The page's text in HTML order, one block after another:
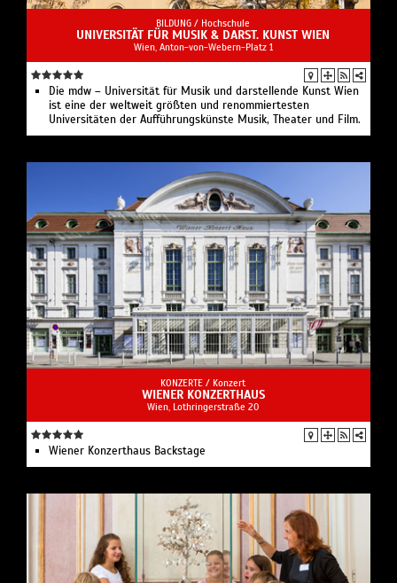
BILDUNG / Hochschule
UNIVERSITÄT FÜR MUSIK & DARST. KUNST WIEN
Wien, Anton-von-Webern-Platz 1
Die mdw – Universität für Musik und darstellende Kunst Wien
ist eine der weltweit größten und renommiertesten
Universitäten der Aufführungskünste Musik, Theater und Film.
KONZERTE / Konzert
WIENER KONZERTHAUS
Wien, Lothringerstraße 20
Wiener Konzerthaus Backstage